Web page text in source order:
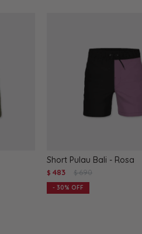
Short Pulau Bali - Rosa
$ 483 $ 690
30